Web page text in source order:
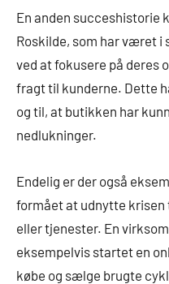
En anden succeshistorie
Roskilde, som har været i
ved at fokusere på deres
fragt til kunderne. Dette
og til, at butikken har
nedlukninger.
Endelig er der også
formået at udnytte
eller tjenester. En
eksempelvis startet en
købe og sælge brugte